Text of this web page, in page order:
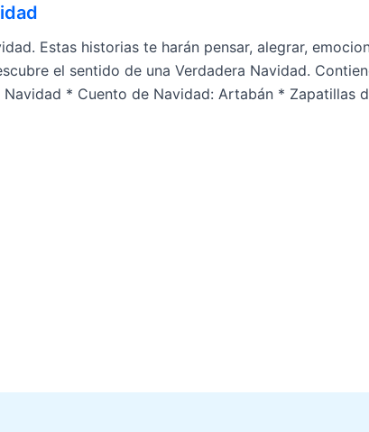
Estas historias te harán pensar, alegrar,
el sentido de una Verdadera Navidad.
* Cuento de Navidad: Artabán * Zapatillas